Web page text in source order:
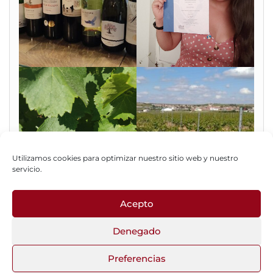
Utilizamos cookies para optimizar nuestro sitio web y nuestro
servicio.
Acepto
Denegado
Preferencias
Fotos del Blog